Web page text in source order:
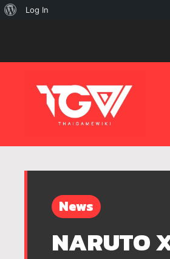
News
NARUTO
เกี่ยวLog In